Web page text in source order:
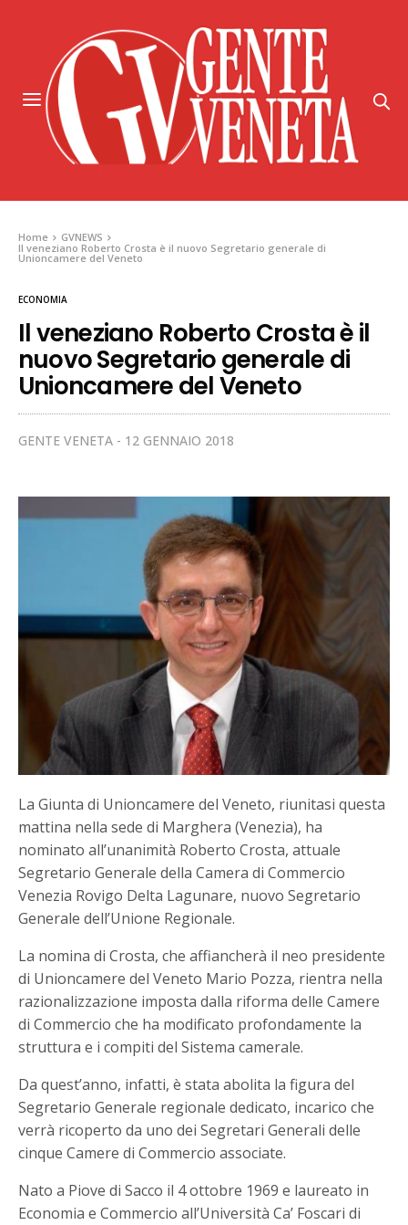
Home
GVNEWS
Il veneziano Roberto Crosta è il nuovo Segretario generale di
Unioncamere del Veneto
ECONOMIA
Il veneziano Roberto Crosta è il
nuovo Segretario generale di
Unioncamere del Veneto
GENTE VENETA 12 GENNAIO 2018
La Giunta di Unioncamere del Veneto, riunitasi questa
mattina nella sede di Marghera (Venezia), ha
nominato all’unanimità Roberto Crosta, attuale
Segretario Generale della Camera di Commercio
Venezia Rovigo Delta Lagunare, nuovo Segretario
Generale dell’Unione Regionale.
La nomina di Crosta, che affiancherà il neo presidente
di Unioncamere del Veneto Mario Pozza, rientra nella
razionalizzazione imposta dalla riforma delle Camere
di Commercio che ha modificato profondamente la
struttura e i compiti del Sistema camerale.
Da quest’anno, infatti, è stata abolita la figura del
Segretario Generale regionale dedicato, incarico che
verrà ricoperto da uno dei Segretari Generali delle
cinque Camere di Commercio associate.
Nato a Piove di Sacco il 4 ottobre 1969 e laureato in
Economia e Commercio all’Università Ca’ Foscari di